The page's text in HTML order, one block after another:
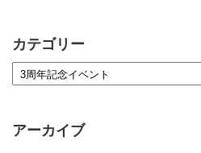
カテゴリー
アーカイブ